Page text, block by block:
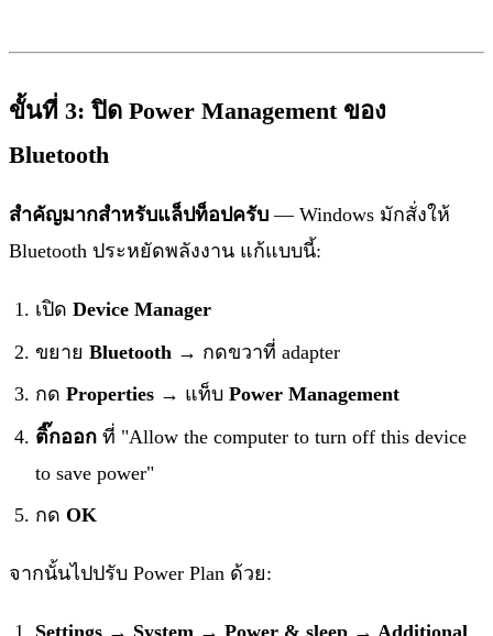
ขั้นที่ 3: ปิด Power Management ของ
Bluetooth
สำคัญมากสำหรับแล็ปท็อปครับ — Windows มักสั่งให้
Bluetooth ประหยัดพลังงาน แก้แบบนี้:
เปิด Device Manager
ขยาย Bluetooth → กดขวาที่ adapter
กด Properties → แท็บ Power Management
ติ๊กออก ที่ "Allow the computer to turn off this device
to save power"
กด OK
จากนั้นไปปรับ Power Plan ด้วย: